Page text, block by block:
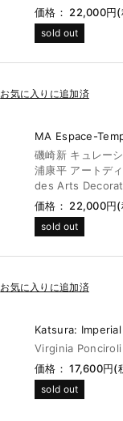
価格： 22,000円(
sold out
お気に入りに追加済
MA Espace-
磯崎新 キュレ
浦康平 アートデ
des Arts
価格： 22,000円(
sold out
お気に入りに追加済
Katsura:
Virginia
価格： 17,600円(
sold out